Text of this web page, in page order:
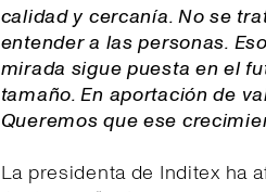
calidad y cercanía. No se
entender a las personas.
mirada sigue puesta en el
tamaño. En aportación de
Queremos que ese
La presidenta de Inditex ha